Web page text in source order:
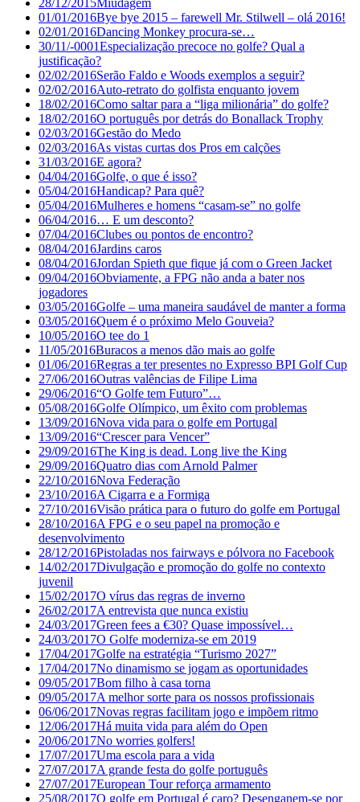
28/12/2015Miudagem
01/01/2016Bye bye 2015 – farewell Mr. Stilwell – olá 2016!
02/01/2016Dancing Monkey procura-se…
30/11/-0001Especialização precoce no golfe? Qual a
justificação?
02/02/2016Serão Faldo e Woods exemplos a seguir?
02/02/2016Auto-retrato do golfista enquanto jovem
18/02/2016Como saltar para a “liga milionária” do golfe?
18/02/2016O português por detrás do Bonallack Trophy
02/03/2016Gestão do Medo
02/03/2016As vistas curtas dos Pros em calções
31/03/2016E agora?
04/04/2016Golfe, o que é isso?
05/04/2016Handicap? Para quê?
05/04/2016Mulheres e homens “casam-se” no golfe
06/04/2016… E um desconto?
07/04/2016Clubes ou pontos de encontro?
08/04/2016Jardins caros
08/04/2016Jordan Spieth que fique já com o Green Jacket
09/04/2016Obviamente, a FPG não anda a bater nos
jogadores
03/05/2016Golfe – uma maneira saudável de manter a forma
03/05/2016Quem é o próximo Melo Gouveia?
10/05/2016O tee do 1
11/05/2016Buracos a menos dão mais ao golfe
01/06/2016Regras a ter presentes no Expresso BPI Golf Cup
27/06/2016Outras valências de Filipe Lima
29/06/2016“O Golfe tem Futuro”…
05/08/2016Golfe Olímpico, um êxito com problemas
13/09/2016Nova vida para o golfe em Portugal
13/09/2016“Crescer para Vencer”
29/09/2016The King is dead. Long live the King
29/09/2016Quatro dias com Arnold Palmer
22/10/2016Nova Federação
23/10/2016A Cigarra e a Formiga
27/10/2016Visão prática para o futuro do golfe em Portugal
28/10/2016A FPG e o seu papel na promoção e
desenvolvimento
28/12/2016Pistoladas nos fairways e pólvora no Facebook
14/02/2017Divulgação e promoção do golfe no contexto
juvenil
15/02/2017O vírus das regras de inverno
26/02/2017A entrevista que nunca existiu
24/03/2017Green fees a €30? Quase impossível…
24/03/2017O Golfe moderniza-se em 2019
17/04/2017Golfe na estratégia “Turismo 2027”
17/04/2017No dinamismo se jogam as oportunidades
09/05/2017Bom filho à casa torna
09/05/2017A melhor sorte para os nossos profissionais
06/06/2017Novas regras facilitam jogo e impõem ritmo
12/06/2017Há muita vida para além do Open
20/06/2017No worries golfers!
17/07/2017Uma escola para a vida
27/07/2017A grande festa do golfe português
27/07/2017European Tour reforça armamento
25/08/2017O golfe em Portugal é caro? Desenganem-se por